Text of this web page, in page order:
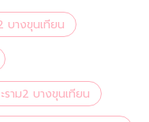
บางขุนเทียน
าม2 บางขุนเทียน